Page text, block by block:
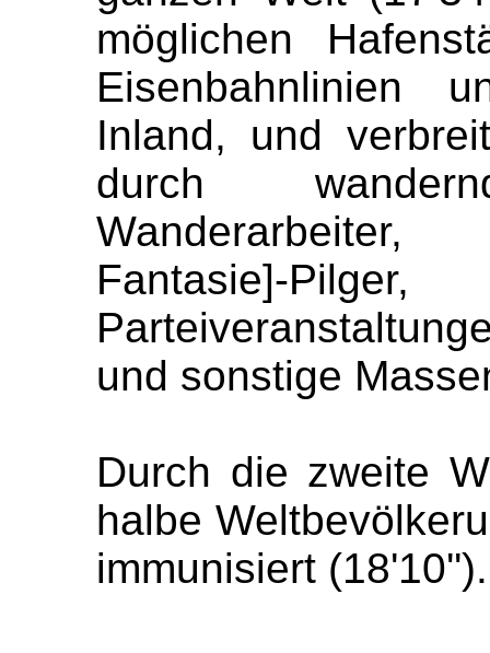
möglichen
Eisenbahnlinien
Inland, und
durch
Wanderarbeiter,
Fantasie]-Pilger
und sonstige
Durch die zweite
halbe
immunisiert (18'10'').